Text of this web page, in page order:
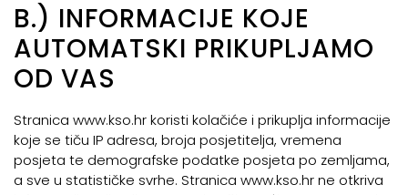
B.) INFORMACIJE KOJE
AUTOMATSKI PRIKUPLJAMO
OD VAS
Stranica www.kso.hr koristi kolačiće i prikuplja informacije
koje se tiču IP adresa, broja posjetitelja, vremena
posjeta te demografske podatke posjeta po zemljama,
a sve u statističke svrhe. Stranica www.kso.hr ne otkriva